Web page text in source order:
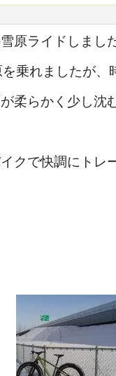
原ライドしました
乗れましたが、
柔らかく少し沈
クで快調にトレ